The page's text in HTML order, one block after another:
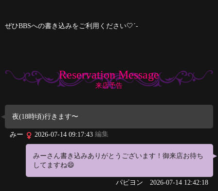
ぜひBBSへの書き込みをご利用ください🤍´-
Reservation Message
来店予告
夜(18時頃)行きます〜
みー 2026-07-14 09:17:43 編集
みーさん書き込みありがとうございます！御来店お待ち
してますね😄
パピヨン 2026-07-14 12:42:18